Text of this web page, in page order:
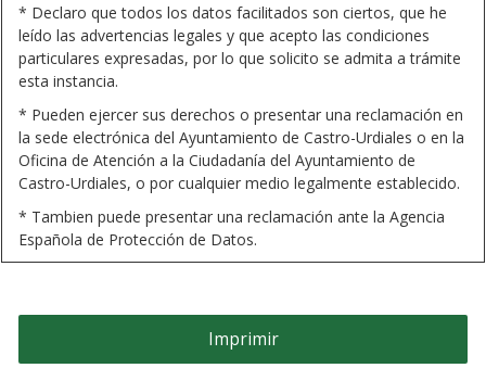
* Declaro que todos los datos facilitados son ciertos, que he
leído las advertencias legales y que acepto las condiciones
particulares expresadas, por lo que solicito se admita a trámite
esta instancia.
* Pueden ejercer sus derechos o presentar una reclamación en
la sede electrónica del Ayuntamiento de Castro-Urdiales o en la
Oficina de Atención a la Ciudadanía del Ayuntamiento de
Castro-Urdiales, o por cualquier medio legalmente establecido.
* Tambien puede presentar una reclamación ante la Agencia
Española de Protección de Datos.